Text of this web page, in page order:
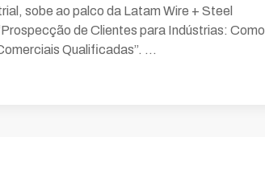
sobe ao palco da Latam Wire + Steel
de Clientes para Indústrias: Como
Qualificadas”. ...